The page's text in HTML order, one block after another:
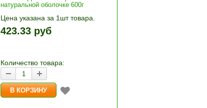
натуральной оболочке 600г
Цена указана за 1шт товара.
1шт прибавляется кнопками «+»
и «-». Выберите нужное
423.33 руб
Количество товара: